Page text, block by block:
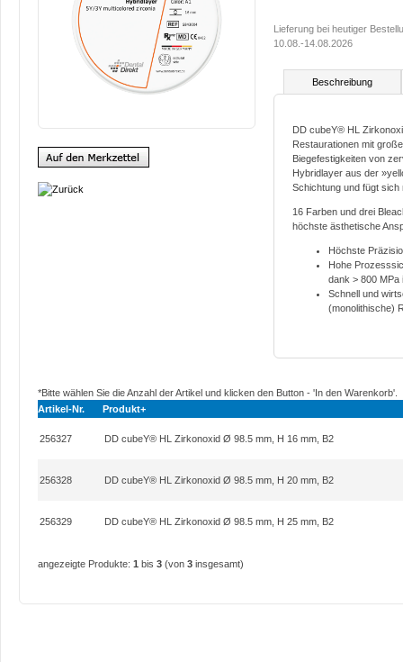
Lieferung bei heutiger
10.08.-14.08.2026
Beschreibung
DD cubeY® HL
Restaurationen mit
Biegefestigkeiten von
Hybridlayer aus der
Schichtung und fügt sich
16 Farben und drei
höchste ästhetische
Höchste
Hohe
dank > 800 MPa
Schnell und
(monolithische)
*Bitte wählen Sie die Anzahl der Artikel und klicken den Button - 'In den Warenkorb'.
Artikel-Nr.
Produkt+
256327 DD cubeY® HL Zirkonoxid Ø 98.5 mm, H 16 mm, B2
256328 DD cubeY® HL Zirkonoxid Ø 98.5 mm, H 20 mm, B2
256329 DD cubeY® HL Zirkonoxid Ø 98.5 mm, H 25 mm, B2
angezeigte Produkte: 1 bis 3 (von 3 insgesamt)